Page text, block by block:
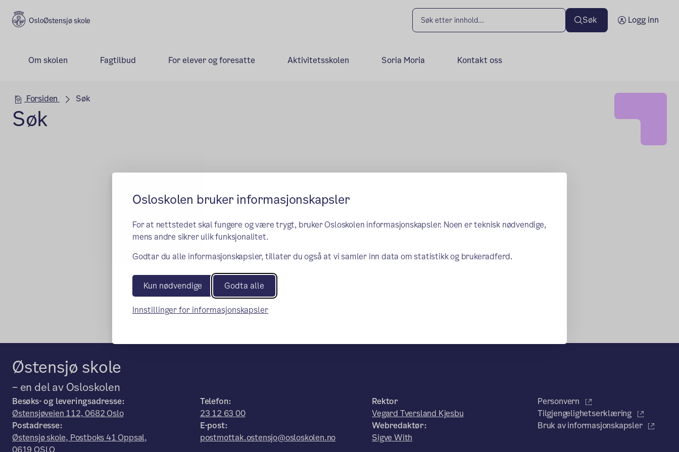
Osloskolen bruker informasjonskapsler
For at nettstedet skal fungere og være trygt, bruker Osloskolen informasjonskapsler. Noen er teknisk nødvendige,
mens andre sikrer ulik funksjonalitet.
Godtar du alle informasjonskapsler, tillater du også at vi samler inn data om statistikk og brukeradferd.
Kun nødvendige Godta alle
Innstillinger for informasjonskapsler
Østensjø skole Søk Logg inn
Om skolen Fagtilbud For elever og foresatte Aktivitetsskolen Soria Moria Kontakt oss
Hovedseksjon
Forsiden Søk
Søk
Østensjø skole
– en del av Osloskolen
Besøks- og leveringsadresse:
Østensjøveien 112, 0682 Oslo
Postadresse:
Østensjø skole, Postboks 41 Oppsal,
Telefon:
23 12 63 00
E-post:
postmottak.ostensjo@osloskolen.no
Rektor
Vegard Tversland Kjesbu
Webredaktør:
Sigve With
Personvern
Tilgjengelighetserklæring
Bruk av informasjonskapsler